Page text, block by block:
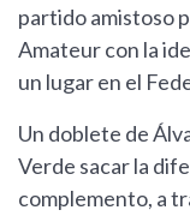
partido amistoso
Amateur con la
un lugar en el
Un doblete de
Verde sacar la
complemento, a